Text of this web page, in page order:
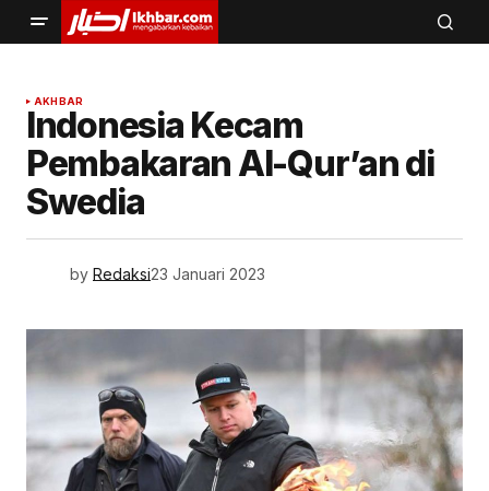
AKHBAR
Indonesia Kecam
Pembakaran Al-Qur’an di
Swedia
by Redaksi23 Januari 2023